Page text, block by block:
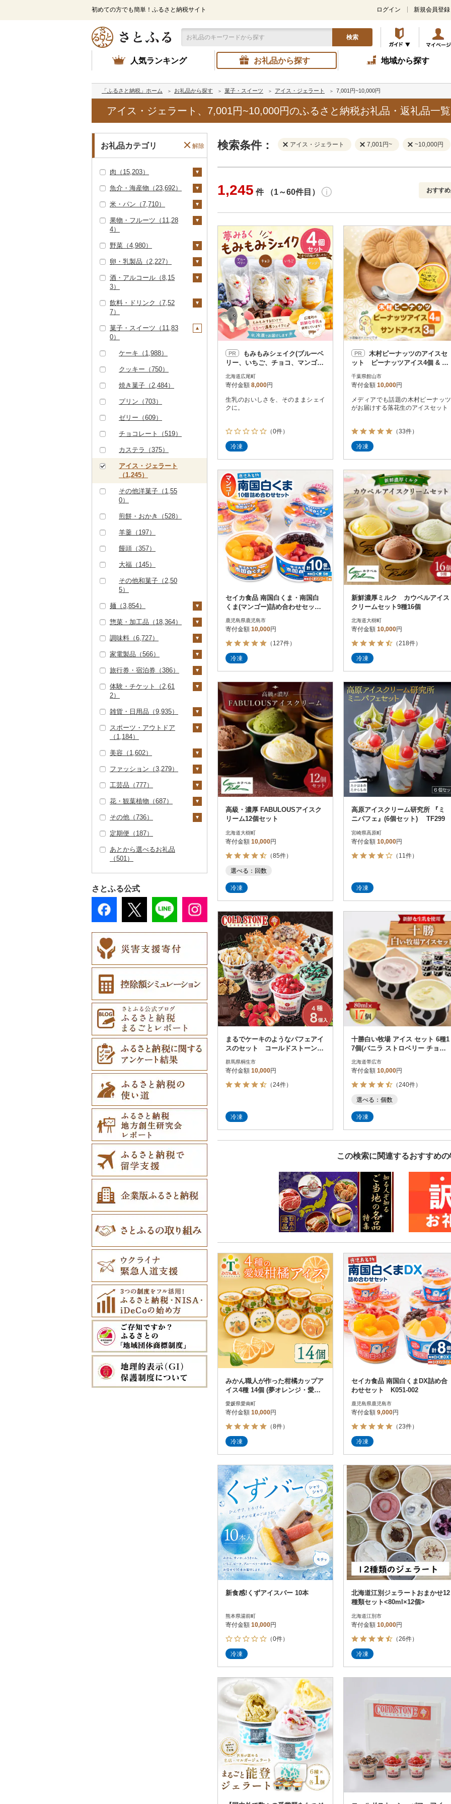
初めての方でも簡単！ふるさと納税サイト ログイン 新規会員登録
検索
人気ランキング お礼品から探す 地域から探す
「ふるさと納税」ホーム お礼品から探す 菓子・スイーツ アイス・ジェラート 7,001円~10,000円
アイス・ジェラート、7,001円~10,000円のふるさと納税お礼品・返礼品一覧
お礼品カテゴリ 解除
肉（15,203）
牛肉（精肉）（4,82
しゃぶしゃぶ（629）
焼肉（1,102）
牛タン（250）
白老牛（0）
仙台牛（13）
米沢牛（8）
山形牛（649）
常陸牛（188）
上州牛（0）
飛騨牛（550）
近江牛（227）
神戸牛・神戸ビーフ
（93）
但馬牛（3）
土佐あかうし（6）
佐賀牛（385）
長崎和牛（104）
あか牛（27）
宮崎牛（75）
その他牛肉（精肉）
（712）
3）
8）
2）
（856）
7）
ステーキ（157）
すき焼き（14）
アグー豚（13）
（1,190）
豚肉（加工品）（3,28
ハンバーグ（441）
もつ鍋（13）
05）
その他豚肉（加工品）
（1,636）
鶏肉（1,872）
鶏肉（精肉）（620）
5）
鹿肉（144）
95）
魚介・海産物（23,692）
カニ（334）
ズワイガニ（243）
エビ（287）
6）
からすみ（61）
キャビア（1）
その他魚卵（15）
帆立（ホタテ）（34
鮑（アワビ）（36）
牡蠣（カキ）（112）
あさり（42）
しじみ（120）
サザエ（31）
はまぐり（45）
その他貝（122）
うなぎ（1,004）
鮮魚（4,114）
鮭・サーモン（1,26
2）
マグロ（596）
イワシ（21）
カツオ（276）
金目鯛（361）
クエ（2）
くじら（37）
サバ（962）
さんま（50）
鯛（128）
のどぐろ（71）
ふぐ（179）
ブリ（178）
ほっけ（56）
その他鮮魚（538）
イカ・タコ（1,337）
イカ（689）
タコ（643）
海苔・海藻（1,646）
海苔（895）
わかめ（284）
ひじき（71）
その他海苔・海藻（4
54）
干物（3,101）
ししゃも（17）
その他干物（3,056）
その他魚介・加工品
（9,884）
しらす・ちりめん（1,
かまぼこ・練り製品
（819）
その他魚介・加工品
（7,273）
米・パン（7,710）
米（5,789）
ゆめぴりか（238）
つや姫（308）
コシヒカリ（1,879）
はえぬき（294）
さがびより（37）
あきたこまち（195）
ひとめぼれ（184）
ミルキークィーン（2
99）
ななつぼし（200）
その他米（806）
00）
果物・フルーツ（11,28
4）
ぶどう・マスカット
ピオーネ（51）
ット（80）
もも（255）
梨（343）
和梨（215）
洋梨・ラフランス（1
マンゴー（32）
みかん・柑橘（4,51
58）
せとか（92）
文旦（78）
まどんな（38）
ポンカン（137）
その他柑橘（1,668）
ドライフルーツ（99
3）
干し柿（53）
干し芋（334）
その他ドライフルーツ
その他果物（658）
びわ（17）
ブルーベリー（133）
パイナップル（33）
栗（47）
その他果物（391）
野菜（4,980）
いも（925）
じゃがいも（276）
トマト（578）
8）
とうもろこし（318）
根菜（328）
人参（65）
大根（27）
自然薯（19）
レンコン（25）
にんにく・生姜（15
5）
その他根菜（57）
アスパラガス（203）
豆（1,032）
きのこ（450）
しいたけ（278）
松茸（2）
その他きのこ（190）
その他野菜（1,083）
山菜（47）
かぼちゃ（96）
茄子（73）
レタス（48）
その他野菜（825）
卵・乳製品（2,227）
卵（598）
牛乳（184）
バター（98）
その他乳製品（63）
酒・アルコール（8,15
3）
ビール・発泡酒（82
ビール（82）
ール（483）
日本酒（3,239）
4）
リングワイン（30）
その他ワイン（179）
99）
甘酒（963）
ノンアルコール（20
1）
その他酒（275）
飲料・ドリンク（7,52
7）
水・ミネラルウォータ
コーヒー・コーヒー豆
（1,686）
静岡茶（282）
足柄茶（9）
知覧茶（9）
八女茶（547）
その他茶（403）
1）
みかんジュース（オレ
7）
その他果汁飲料（65
1）
（329）
（1,134）
野菜ジュース（361）
炭酸飲料（247）
豆乳（30）
その他飲料・ジュース
菓子・スイーツ（11,83
0）
ケーキ（1,988）
クッキー（750）
焼き菓子（2,484）
プリン（703）
ゼリー（609）
チョコレート（519）
カステラ（375）
アイス・ジェラート
（1,245）
その他洋菓子（1,55
0）
煎餅・おかき（528）
羊羹（197）
饅頭（357）
大福（145）
その他和菓子（2,50
5）
麺（3,854）
ラーメン（1,640）
うどん（871）
そば（564）
パスタ（107）
ひやむぎ（25）
惣菜・加工品（18,364）
惣菜（4,097）
餃子（877）
シュウマイ（283）
コロッケ（386）
カレー・シチュー（8
魚（116）
その他鍋（102）
レトルト（806）
スープ（355）
その他缶詰・瓶詰（2,
57）
おせち（13）
その他加工品（3,45
2）
調味料（6,727）
砂糖（51）
塩（194）
醤油（920）
だし（372）
食用油（231）
えごま油（63）
オリーブオイル（5
はちみつ（2,280）
ドレッシング（594）
その他調味料（1,89
こしょう（15）
その他調味料（1,73
家電製品（566）
季節・空調家電（3
照明器具（38）
パソコン・周辺機器
（93）
TV・オーディオ・カ
2）
カー用品（63）
時計（19）
その他家電（255）
旅行券・宿泊券（386）
旅行券（81）
ポン（Eメール発行）
JTBふるさと旅行券
体験・チケット（2,61
2）
PayPay商品券（68
食事券（479）
温泉・サウナ・スパ利
ト券（13）
GDOふるさとゴルフ
プレークーポン（36
花火大会チケット（1
1）
カタログギフト（3）
その他体験・チケット
（877）
雑貨・日用品（9,935）
家具・インテリア（6
07）
タンス（24）
机・テーブル（3）
椅子・チェア・ソファ
ア（588）
寝具（424）
布団（17）
枕（53）
毛布（87）
タオルケット（8）
その他寝具（276）
タオル（859）
泉州タオル（376）
その他タオル（483）
文房具・印鑑（536）
ボールペン（61）
ノート・ファイル（9
その他文房具（391）
食器（1,329）
グラス・カップ（41
箸（91）
スプーン・フォーク・
ナイフ（83）
皿・椀（341）
弁当箱（34）
その他食器（285）
キッチン用品（1,13
フライパン（58）
鍋（73）
まな板（77）
土鍋（14）
その他キッチン用品
（866）
洗剤（136）
トイレットペーパー
（135）
ティッシュ（43）
その他日用品（1,18
楽器・器材（2）
本・CD・DVD（53）
おもちゃ・ぬいぐるみ
ご当地キャラクター
その他雑貨（3,085）
スポーツ・アウトドア
（1,184）
ゴルフ（163）
ゴルフボール（27）
ゴルフクラブ（1）
ゴルフウェア（7）
その他ゴルフ（98）
釣り（153）
サイクリング（3）
アウトドア・キャンプ
0）
ウェア・ユニフォーム
（12）
8）
美容（1,602）
スキンケア（496）
化粧水・乳液・美容液
42）
シャンプー・リンス
（225）
入浴剤（309）
アロマ（119）
その他美容（420）
ファッション（3,279）
鞄・バッグ（431）
トートバッグ・ショル
ツケース（0）
その他鞄・バッグ（2
24）
洋服（895）
女性・レディース（3
子供・ベビー（87）
その他洋服（287）
和服（13）
靴・履物（334）
靴・シューズ（78）
（94）
その他靴・履物（19
アクセサリー（611）
ス（131）
ピアス・イヤリング
真珠・パール（101）
その他アクセサリー
3）
財布（54）
ショール・ストール
（13）
ネクタイ・ベルト
5）
その他服飾小物（91
工芸品（777）
織物（42）
本場奄美大島紬（1）
その他織物（38）
陶器・漆器（359）
信楽焼（75）
唐津焼（0）
村上木彫堆朱（0）
その他陶器・漆器（2
55）
その他装飾品・工芸品
数珠（9）
工芸品（296）
播州そろばん（0）
美濃和紙（3）
民芸品（61）
花・観葉植物（687）
観葉植物・苗木（30
胡蝶蘭（2）
造花・プリザーブドフ
ラワー（104）
その他花（201）
盆栽・その他（100）
その他（736）
地域サービス（286）
その他（467）
定期便（187）
あとから選べるお礼品
（501）
さとふる公式
検索条件： アイス・ジェラート 7,001円~ ~10,000円
円
決済方法 解除
PayPay
クレジットカード決済
Amazon Pay
楽天ペイ
メルペイ
コンビニ支払い
ソフトバンクまとめて支払い
d払い
金融機関(Pay-easy決済)
解除
発送種別 解除
通常
冷蔵便
冷凍便
結果を見る（ 1,245
1,245 件 （1～60件目） おすす
新着順
レビュー
レビュー
寄付金額
寄付金額
PR
リー、いちご、チョコ、マンゴ
ー)4個セット【夢みるく】(AS000
1)
北海道広尾町
寄付金額 8,000円
生乳のおいしさを、そのままシェイ
クに。
（0件）
冷凍
PR
ット ピーナッツアイス4個 & サ
ンドアイス3個
千葉県館山市
寄付金額 10,000円
メディアでも話題の木村ピーナッツ
がお届けする落花生のアイスセット
（33件）
冷凍
セイカ食品 南国白くま・南国白
くま(マンゴー)詰め合わせセッ
鹿児島県鹿児島市
寄付金額 10,000円
（127件）
冷凍
新鮮濃厚ミルク カウベルアイス
クリームセット9種16個
北海道大樹町
寄付金額 10,000円
（218件）
冷凍
高級・濃厚 FABULOUSアイスク
リーム12個セット
北海道大樹町
寄付金額 10,000円
（85件）
選べる：回数
冷凍
高原アイスクリーム研究所 『ミ
ニパフェ』(6個セット) TF299
宮崎県高原町
寄付金額 10,000円
（11件）
冷凍
まるでケーキのようなパフェアイ
スのセット コールドストーン
群馬県桐生市
寄付金額 10,000円
（24件）
冷凍
十勝白い牧場 アイス セット 6種1
7個(バニラ ストロベリー チョコ
北海道帯広市
寄付金額 10,000円
（240件）
選べる：個数
冷凍
この検索に関連するおすすめ
みかん職人が作った柑橘カップア
イス4種 14個 (夢オレンジ・愛媛
愛媛県愛南町
寄付金額 10,000円
（8件）
冷凍
セイカ食品 南国白くまDX詰め合
わせセット K051-002
鹿児島県鹿児島市
寄付金額 9,000円
（23件）
冷凍
新食感!くずアイスバー 10本
熊本県湯前町
寄付金額 10,000円
（0件）
冷凍
北海道江別ジェラートおまかせ12
種類セット<80ml×12個>
北海道江別市
寄付金額 10,000円
（26件）
冷凍